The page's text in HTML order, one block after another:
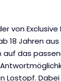
von
18 Jahren
das
Lostopf.